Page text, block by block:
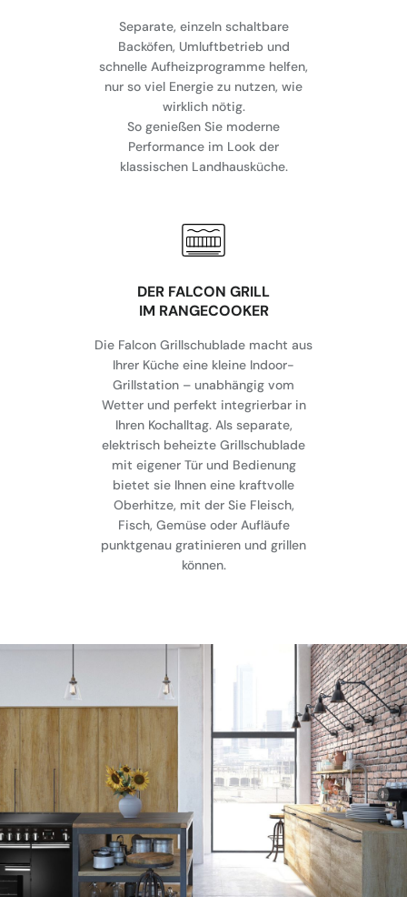
Separate, einzeln schaltbare
Backöfen, Umluftbetrieb und
schnelle Aufheizprogramme helfen,
nur so viel Energie zu nutzen, wie
wirklich nötig.
So genießen Sie moderne
Performance im Look der
klassischen Landhausküche.
DER FALCON GRILL
IM RANGECOOKER
Die Falcon Grillschublade macht aus
Ihrer Küche eine kleine Indoor-
Grillstation – unabhängig vom
Wetter und perfekt integrierbar in
Ihren Kochalltag. Als separate,
elektrisch beheizte Grillschublade
mit eigener Tür und Bedienung
bietet sie Ihnen eine kraftvolle
Oberhitze, mit der Sie Fleisch,
Fisch, Gemüse oder Aufläufe
punktgenau gratinieren und grillen
können.